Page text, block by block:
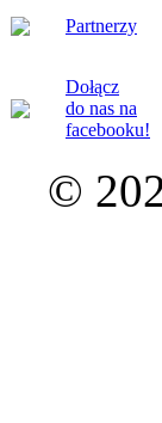
Partnerzy
Dołącz
do nas na
facebooku!
©